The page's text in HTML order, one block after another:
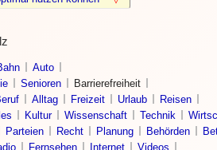
Auto
Senioren
Barrierefreiheit
Alltag Freizeit Urlaub
Reisen
Kultur Wissenschaft Technik
Parteien Recht Planung Behörden
Fernsehen Internet Videos